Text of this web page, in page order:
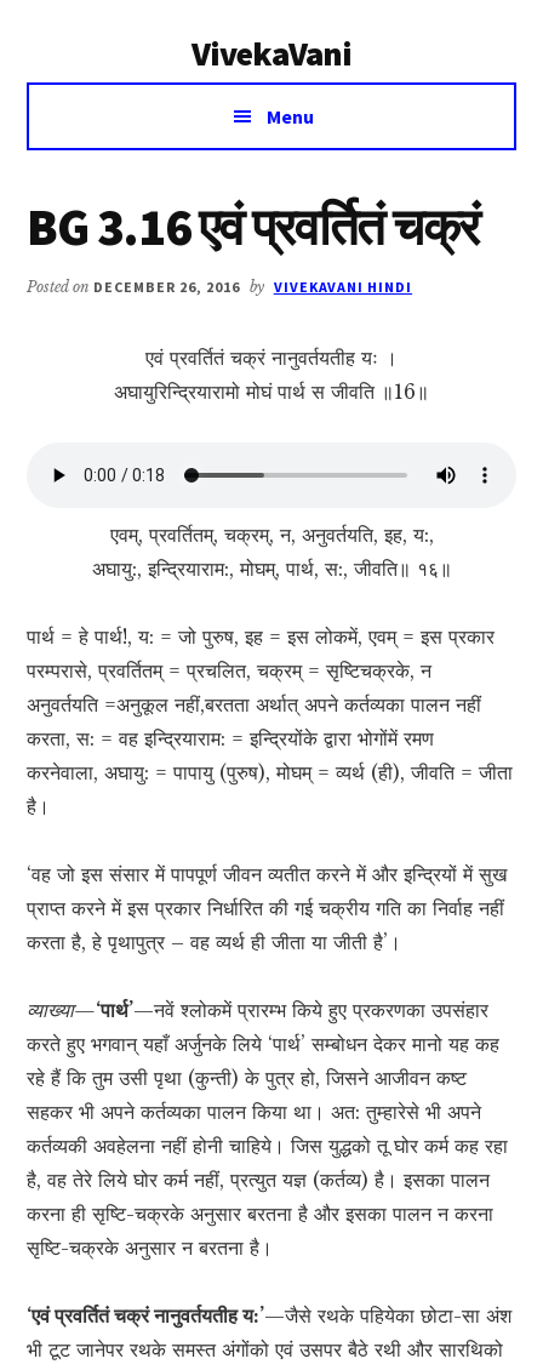
VivekaVani
Voice
Vivekananda
Menu
BG 3.16 एवं प्रवर्तितं चक्रं
Posted on DECEMBER 26, 2016 by VIVEKAVANI HINDI
एवं प्रवर्तितं चक्रं नानुवर्तयतीह यः ।
अघायुरिन्द्रियारामो मोघं पार्थ स जीवति ॥16॥
एवम्, प्रवर्तितम्, चक्रम्, न, अनुवर्तयति, इह, य:,
अघायु:, इन्द्रियाराम:, मोघम्, पार्थ, स:, जीवति॥ १६॥
पार्थ = हे पार्थ!, य: = जो पुरुष, इह = इस लोकमें, एवम् = इस प्रकार
परम्परासे, प्रवर्तितम् = प्रचलित, चक्रम् = सृष्टिचक्रके, न
अनुवर्तयति =अनुकूल नहीं,बरतता अर्थात् अपने कर्तव्यका पालन नहीं
करता, स: = वह इन्द्रियाराम: = इन्द्रियोंके द्वारा भोगोंमें रमण
करनेवाला, अघायु: = पापायु (पुरुष), मोघम् = व्यर्थ (ही), जीवति = जीता
है।
‘वह जो इस संसार में पापपूर्ण जीवन व्यतीत करने में और इन्द्रियों में सुख
प्राप्त करने में इस प्रकार निर्धारित की गई चक्रीय गति का निर्वाह नहीं
करता है, हे पृथापुत्र – वह व्यर्थ ही जीता या जीती है’।
व्याख्या—‘पार्थ’—नवें श्लोकमें प्रारम्भ किये हुए प्रकरणका उपसंहार
करते हुए भगवान् यहाँ अर्जुनके लिये ‘पार्थ’ सम्बोधन देकर मानो यह कह
रहे हैं कि तुम उसी पृथा (कुन्ती) के पुत्र हो, जिसने आजीवन कष्ट
सहकर भी अपने कर्तव्यका पालन किया था। अत: तुम्हारेसे भी अपने
कर्तव्यकी अवहेलना नहीं होनी चाहिये। जिस युद्धको तू घोर कर्म कह रहा
है, वह तेरे लिये घोर कर्म नहीं, प्रत्युत यज्ञ (कर्तव्य) है। इसका पालन
करना ही सृष्टि-चक्रके अनुसार बरतना है और इसका पालन न करना
सृष्टि-चक्रके अनुसार न बरतना है।
‘एवं प्रवर्तितं चक्रं नानुवर्तयतीह य:’—जैसे रथके पहियेका छोटा-सा अंश
भी टूट जानेपर रथके समस्त अंगोंको एवं उसपर बैठे रथी और सारथिको